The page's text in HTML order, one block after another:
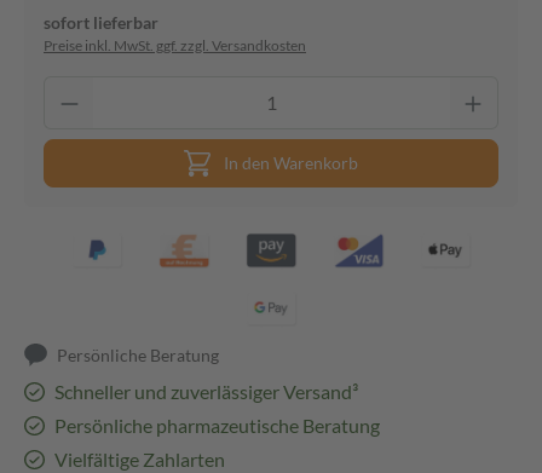
sofort lieferbar
Preise inkl. MwSt. ggf. zzgl. Versandkosten
In den Warenkorb
Persönliche Beratung
Schneller und zuverlässiger Versand³
Persönliche pharmazeutische Beratung
Vielfältige Zahlarten